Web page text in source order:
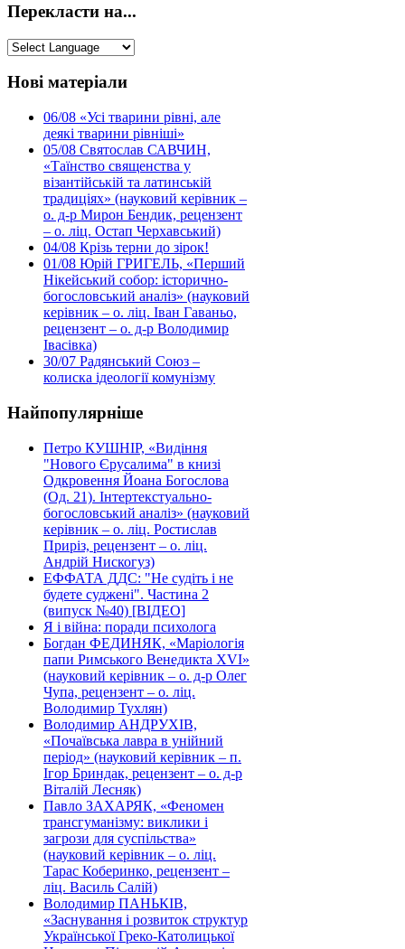
Перекласти на...
Нові матеріали
06/08 «Усі тварини рівні, але
деякі тварини рівніші»
05/08 Святослав САВЧИН,
«Таїнство священства у
візантійській та латинській
традиціях» (науковий керівник –
о. д-р Мирон Бендик, рецензент
– о. ліц. Остап Черхавський)
04/08 Крізь терни до зірок!
01/08 Юрій ГРИГЕЛЬ, «Перший
Нікейський собор: історично-
богословський аналіз» (науковий
керівник – о. ліц. Іван Гаваньо,
рецензент – о. д-р Володимир
Івасівка)
30/07 Радянський Союз –
колиска ідеології комунізму
Найпопулярніше
Петро КУШНІР, «Видіння
"Нового Єрусалима" в книзі
Одкровення Йоана Богослова
(Од. 21). Інтертекстуально-
богословський аналіз» (науковий
керівник – о. ліц. Ростислав
Приріз, рецензент – о. ліц.
Андрій Нискогуз)
ЕФФАТА ДДС: "Не судіть і не
будете суджені". Частина 2
(випуск №40) [ВІДЕО]
Я і війна: поради психолога
Богдан ФЕДИНЯК, «Маріологія
папи Римського Венедикта XVI»
(науковий керівник – о. д-р Олег
Чупа, рецензент – о. ліц.
Володимир Тухлян)
Володимир АНДРУХІВ,
«Почаївська лавра в унійний
період» (науковий керівник – п.
Ігор Бриндак, рецензент – о. д-р
Віталій Лесняк)
Павло ЗАХАРЯК, «Феномен
трансгуманізму: виклики і
загрози для суспільства»
(науковий керівник – о. ліц.
Тарас Коберинко, рецензент –
ліц. Василь Салій)
Володимир ПАНЬКІВ,
«Заснування і розвиток структур
Української Греко-Католицької